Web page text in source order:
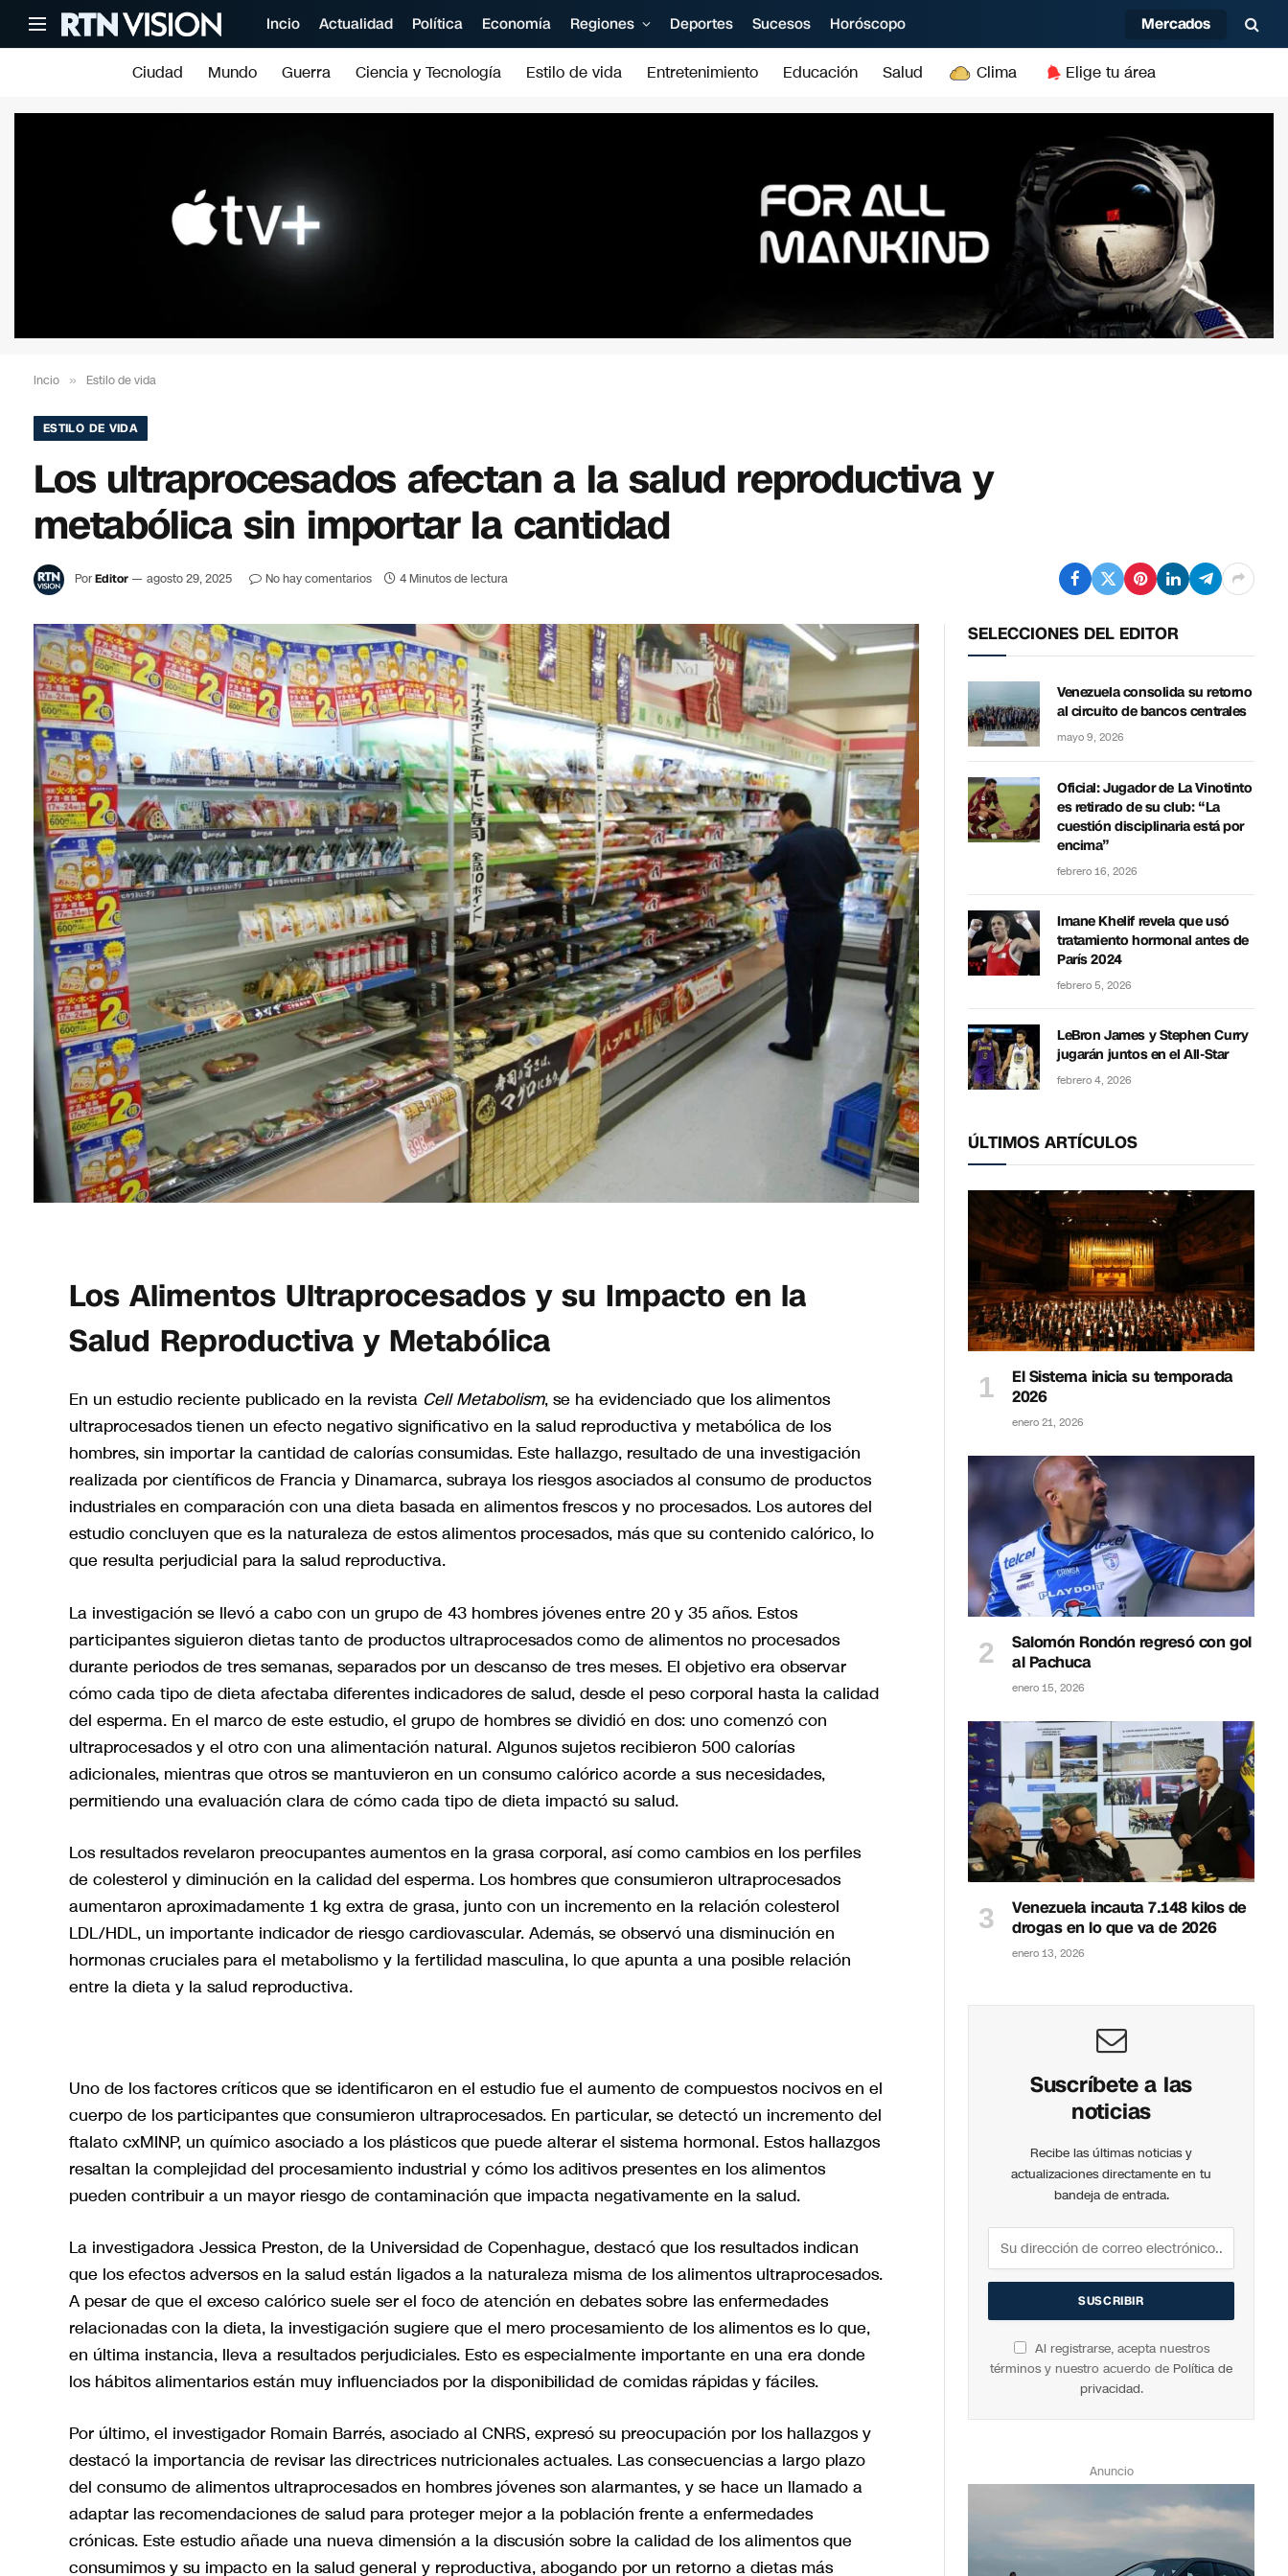
Incio Actualidad Política Economía Regiones Deportes Sucesos Horóscopo Mercados
Ciudad Mundo Guerra Ciencia y Tecnología Estilo de vida Entretenimiento Educación Salud Clima Elige tu área
Incio » Estilo de vida
ESTILO DE VIDA
Los ultraprocesados afectan a la salud reproductiva y
metabólica sin importar la cantidad
PorEditor agosto 29, 2025 No hay comentarios 4 Minutos de lectura
Los Alimentos Ultraprocesados y su Impacto en la
Salud Reproductiva y Metabólica
En un estudio reciente publicado en la revista Cell Metabolism, se ha evidenciado que los alimentos
ultraprocesados tienen un efecto negativo significativo en la salud reproductiva y metabólica de los
hombres, sin importar la cantidad de calorías consumidas. Este hallazgo, resultado de una investigación
realizada por científicos de Francia y Dinamarca, subraya los riesgos asociados al consumo de productos
industriales en comparación con una dieta basada en alimentos frescos y no procesados. Los autores del
estudio concluyen que es la naturaleza de estos alimentos procesados, más que su contenido calórico, lo
que resulta perjudicial para la salud reproductiva.
La investigación se llevó a cabo con un grupo de 43 hombres jóvenes entre 20 y 35 años. Estos
participantes siguieron dietas tanto de productos ultraprocesados como de alimentos no procesados
durante periodos de tres semanas, separados por un descanso de tres meses. El objetivo era observar
cómo cada tipo de dieta afectaba diferentes indicadores de salud, desde el peso corporal hasta la calidad
del esperma. En el marco de este estudio, el grupo de hombres se dividió en dos: uno comenzó con
ultraprocesados y el otro con una alimentación natural. Algunos sujetos recibieron 500 calorías
adicionales, mientras que otros se mantuvieron en un consumo calórico acorde a sus necesidades,
permitiendo una evaluación clara de cómo cada tipo de dieta impactó su salud.
Los resultados revelaron preocupantes aumentos en la grasa corporal, así como cambios en los perfiles
de colesterol y diminución en la calidad del esperma. Los hombres que consumieron ultraprocesados
aumentaron aproximadamente 1 kg extra de grasa, junto con un incremento en la relación colesterol
LDL/HDL, un importante indicador de riesgo cardiovascular. Además, se observó una disminución en
hormonas cruciales para el metabolismo y la fertilidad masculina, lo que apunta a una posible relación
entre la dieta y la salud reproductiva.
Uno de los factores críticos que se identificaron en el estudio fue el aumento de compuestos nocivos en el
cuerpo de los participantes que consumieron ultraprocesados. En particular, se detectó un incremento del
ftalato cxMINP, un químico asociado a los plásticos que puede alterar el sistema hormonal. Estos hallazgos
resaltan la complejidad del procesamiento industrial y cómo los aditivos presentes en los alimentos
pueden contribuir a un mayor riesgo de contaminación que impacta negativamente en la salud.
La investigadora Jessica Preston, de la Universidad de Copenhague, destacó que los resultados indican
que los efectos adversos en la salud están ligados a la naturaleza misma de los alimentos ultraprocesados.
A pesar de que el exceso calórico suele ser el foco de atención en debates sobre las enfermedades
relacionadas con la dieta, la investigación sugiere que el mero procesamiento de los alimentos es lo que,
en última instancia, lleva a resultados perjudiciales. Esto es especialmente importante en una era donde
los hábitos alimentarios están muy influenciados por la disponibilidad de comidas rápidas y fáciles.
Por último, el investigador Romain Barrés, asociado al CNRS, expresó su preocupación por los hallazgos y
destacó la importancia de revisar las directrices nutricionales actuales. Las consecuencias a largo plazo
del consumo de alimentos ultraprocesados en hombres jóvenes son alarmantes, y se hace un llamado a
adaptar las recomendaciones de salud para proteger mejor a la población frente a enfermedades
crónicas. Este estudio añade una nueva dimensión a la discusión sobre la calidad de los alimentos que
consumimos y su impacto en la salud general y reproductiva, abogando por un retorno a dietas más
SELECCIONES DEL EDITOR
Venezuela consolida su retorno
al circuito de bancos centrales
mayo 9, 2026
Oficial: Jugador de La Vinotinto
es retirado de su club: “La
cuestión disciplinaria está por
encima”
febrero 16, 2026
Imane Khelif revela que usó
tratamiento hormonal antes de
París 2024
febrero 5, 2026
LeBron James y Stephen Curry
jugarán juntos en el All-Star
febrero 4, 2026
ÚLTIMOS ARTÍCULOS
El Sistema inicia su temporada
2026
enero 21, 2026
Salomón Rondón regresó con gol
al Pachuca
enero 15, 2026
Venezuela incauta 7.148 kilos de
drogas en lo que va de 2026
enero 13, 2026
Suscríbete a las
noticias
Recibe las últimas noticias y
actualizaciones directamente en tu
bandeja de entrada.
Al registrarse, acepta nuestros
términos y nuestro acuerdo de Política de
privacidad.
Anuncio